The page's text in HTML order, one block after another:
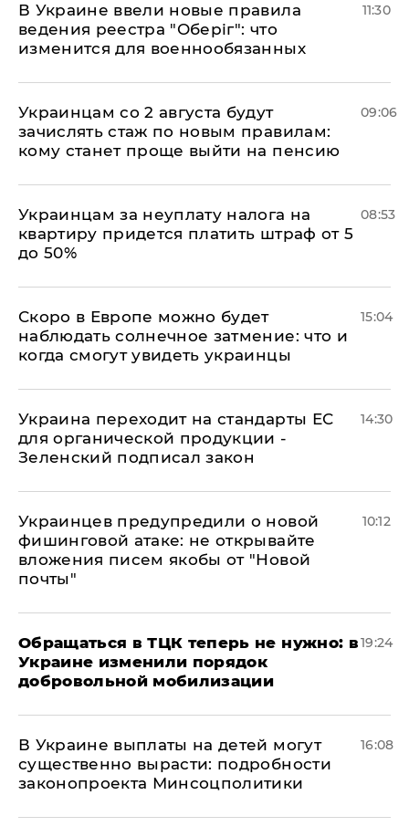
В Украине ввели новые правила
ведения реестра "Оберіг": что
изменится для военнообязанных
11:30
Украинцам со 2 августа будут
зачислять стаж по новым правилам:
кому станет проще выйти на пенсию
09:06
Украинцам за неуплату налога на
квартиру придется платить штраф от 5
до 50%
08:53
Скоро в Европе можно будет
наблюдать солнечное затмение: что и
когда смогут увидеть украинцы
15:04
Украина переходит на стандарты ЕС
для органической продукции -
Зеленский подписал закон
14:30
Украинцев предупредили о новой
фишинговой атаке: не открывайте
вложения писем якобы от "Новой
почты"
10:12
Обращаться в ТЦК теперь не нужно: в
Украине изменили порядок
добровольной мобилизации
19:24
В Украине выплаты на детей могут
существенно вырасти: подробности
законопроекта Минсоцполитики
16:08